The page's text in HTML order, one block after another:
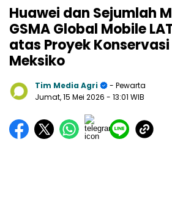
Huawei dan Sejumlah
GSMA Global Mobile
atas Proyek
Meksiko
Tim Media Agri
- Pewarta
Jumat, 15 Mei 2026 - 13:01 WIB